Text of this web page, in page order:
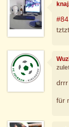
knaj
für